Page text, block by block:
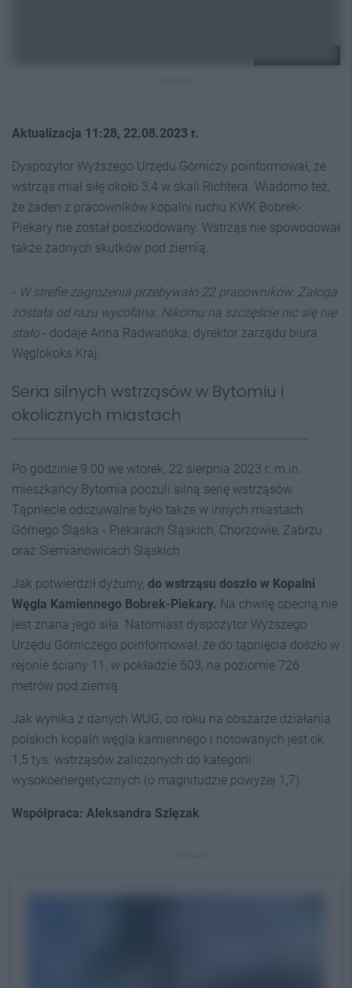
Aktualizacja 11:28, 22.08.2023 r.
Dyspozytor Wyższego Urzędu Górniczy poinformował, że
wstrząs miał siłę około 3,4 w skali Richtera. Wiadomo też,
że żaden z pracowników kopalni ruchu KWK Bobrek-
Piekary nie został poszkodowany. Wstrząs nie spowodował
także żadnych skutków pod ziemią.
- W strefie zagrożenia przebywało 22 pracowników. Załoga
została od razu wycofana. Nikomu na szczęście nic się nie
stało- dodaje Anna Radwańska, dyrektor zarządu biura
Węglokoks Kraj.
Seria silnych wstrząsów w Bytomiu i
okolicznych miastach
Po godzinie 9.00 we wtorek, 22 sierpnia 2023 r. m.in.
mieszkańcy Bytomia poczuli silną serię wstrząsów.
Tąpniecie odczuwalne było także w innych miastach
Górnego Śląska - Piekarach Śląskich, Chorzowie, Zabrzu
oraz Siemianowicach Śląskich
Jak potwierdził dyżurny, do wstrząsu doszło w Kopalni
Węgla Kamiennego Bobrek-Piekary. Na chwilę obecną nie
jest znana jego siła. Natomiast dyspozytor Wyższego
Urzędu Górniczego poinformował, że do tąpnięcia doszło w
rejonie ściany 11, w pokładzie 503, na poziomie 726
metrów pod ziemią.
Jak wynika z danych WUG, co roku na obszarze działania
polskich kopalń węgla kamiennego i notowanych jest ok.
1,5 tys. wstrząsów zaliczonych do kategorii
wysokoenergetycznych (o magnitudzie powyżej 1,7).
Współpraca: Aleksandra Szlęzak